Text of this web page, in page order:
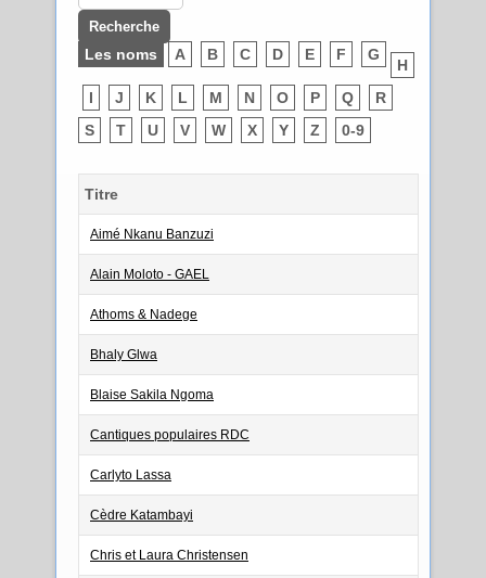
Les noms A B C D E F G
H
I
J K L M N O P Q
R
S
T U V W X Y Z 0-9
Titre
Aimé Nkanu Banzuzi
Alain Moloto - GAEL
Athoms & Nadege
Bhaly Glwa
Blaise Sakila Ngoma
Cantiques populaires RDC
Carlyto Lassa
Cèdre Katambayi
Chris et Laura Christensen